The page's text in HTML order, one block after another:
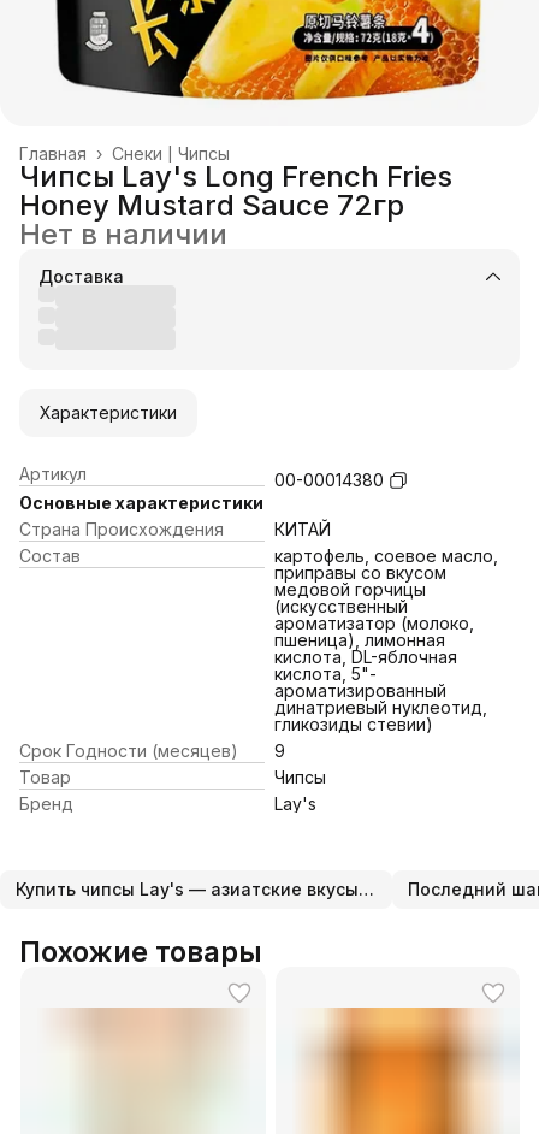
Снеки | Чипсы
Главная ›
Чипсы Lay's Long French Fries
Honey Mustard Sauce 72гр
Нет в наличии
Доставка
Характеристики
Артикул
00-00014380
Основные характеристики
Страна Происхождения
КИТАЙ
Состав
картофель, соевое масло,
приправы со вкусом
медовой горчицы
(искусственный
ароматизатор (молоко,
пшеница), лимонная
кислота, DL-яблочная
кислота, 5"-
ароматизированный
динатриевый нуклеотид,
гликозиды стевии)
Срок Годности (месяцев)
9
Товар
Чипсы
Бренд
Lay's
Купить чипсы Lay's — азиатские вкусы с доставкой Последний
Похожие товары